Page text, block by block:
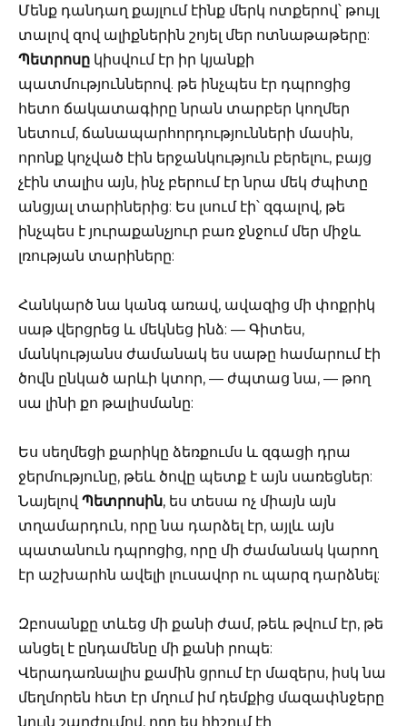
Մենք դանդաղ քայլում էինք մերկ ոտքերով՝ թույլ
տալով զով ալիքներին շոյել մեր ոտնաթաթերը:
Պետրոսը կիսվում էր իր կյանքի
պատմություններով. թե ինչպես էր դպրոցից
հետո ճակատագիրը նրան տարբեր կողմեր
նետում, ճանապարհորդությունների մասին,
որոնք կոչված էին երջանկություն բերելու, բայց
չէին տալիս այն, ինչ բերում էր նրա մեկ ժպիտը
անցյալ տարիներից: Ես լսում էի՝ զգալով, թե
ինչպես է յուրաքանչյուր բառ ջնջում մեր միջև
լռության տարիները:
Հանկարծ նա կանգ առավ, ավազից մի փոքրիկ
սաթ վերցրեց և մեկնեց ինձ: — Գիտես,
մանկությանս ժամանակ ես սաթը համարում էի
ծովն ընկած արևի կտոր, — ժպտաց նա, — թող
սա լինի քո թալիսմանը:
Ես սեղմեցի քարիկը ձեռքումս և զգացի դրա
ջերմությունը, թեև ծովը պետք է այն սառեցներ:
Նայելով Պետրոսին, ես տեսա ոչ միայն այն
տղամարդուն, որը նա դարձել էր, այլև այն
պատանուն դպրոցից, որը մի ժամանակ կարող
էր աշխարհն ավելի լուսավոր ու պարզ դարձնել:
Զբոսանքը տևեց մի քանի ժամ, թեև թվում էր, թե
անցել է ընդամենը մի քանի րոպե:
Վերադառնալիս քամին ցրում էր մազերս, իսկ նա
մեղմորեն հետ էր մղում իմ դեմքից մազափնջերը
նույն շարժումով, որը ես հիշում էի